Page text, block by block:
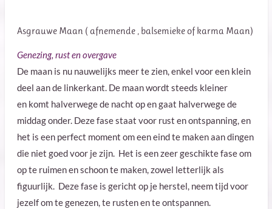
Asgrauwe Maan ( afnemende , balsemieke of karma Maan)
Genezing, rust en overgave
De maan is nu nauwelijks meer te zien, enkel voor een klein
deel aan de linkerkant. De maan wordt steeds kleiner
enkomt halverwege de nacht op en gaat halverwege de
middag onder. Deze fase staat voor rust en ontspanning, en
het is een perfect moment om een eind te maken aan dingen
die niet goed voor je zijn. Het is een zeer geschikte fase om
op te ruimen en schoon te maken, zowel letterlijk als
figuurlijk. Deze fase is gericht op je herstel, neem tijd voor
jezelf om te genezen, te rusten en te ontspannen.